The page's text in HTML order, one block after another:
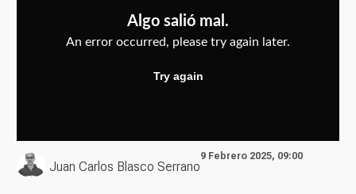
Juan Carlos Blasco Serrano
9 Febrero 2025, 09:00